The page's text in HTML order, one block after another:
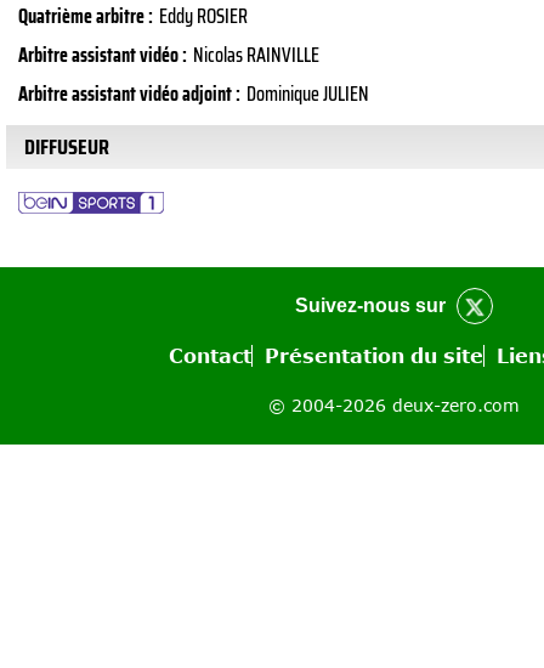
Quatrième arbitre : Eddy ROSIER
Arbitre assistant vidéo : Nicolas RAINVILLE
Arbitre assistant vidéo adjoint : Dominique JULIEN
DIFFUSEUR
Suivez-nous sur
Contact Présentation du site
© 2004-2026 deux-zero.com